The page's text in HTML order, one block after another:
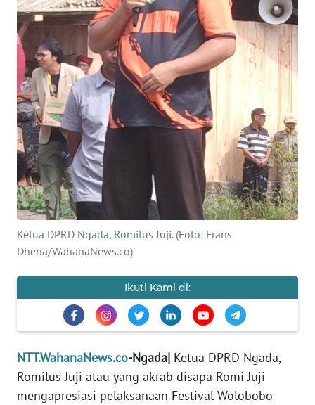
Ketua DPRD Ngada, Romilus Juji. (Foto: Frans
Dhena/WahanaNews.co)
Ikuti Kami di:
NTT.WahanaNews.co-Ngada| Ketua DPRD Ngada,
Romilus Juji atau yang akrab disapa Romi Juji
mengapresiasi pelaksanaan Festival Wolobobo
INDEKS
BERITA
KONTAK
KAMI
INFO
IKLAN
TENTANG
KAMI
PEDOMAN
MEDIA
SIBER
DISCLAIMER
Wahana